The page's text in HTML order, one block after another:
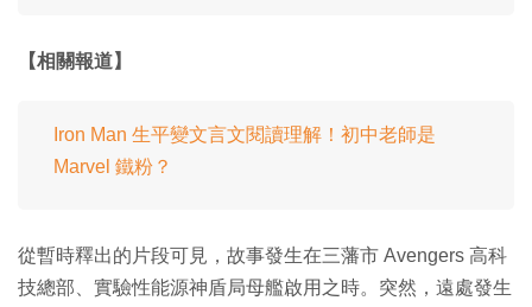
【相關報道】
Iron Man 生平變文言文閱讀理解！初中老師是
Marvel 鐵粉？
從暫時釋出的片段可見，故事發生在三藩市 Avengers 高科
技總部、實驗性能源神盾局母艦啟用之時。突然，遠處發生